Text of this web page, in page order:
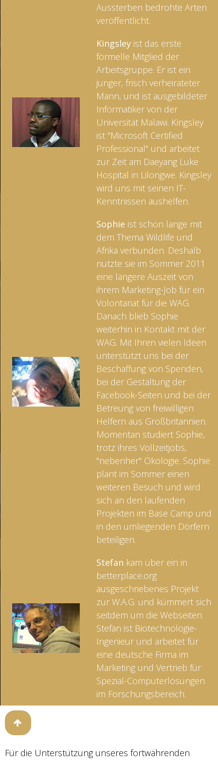
Aussterben bedrohte Arten
veröffentlicht.
Kingsleyist das erste
formelle Mitglied der
Arbeitsgruppe. Er ist ein
junger, frisch verheirateter
Mann, und ist ausgebildeter
Informatiker von der
Universität Malawi. Kingsley
ist "Microsoft Certified
Professional" und arbeitet
zur Zeit am Daeyang Luke
Hospital in Lilongwe. Kingsley
wird uns mit seinen IT-
Kenntnissen aushelfen.
Sophie ist schon lange mit
dem Thema Wildlife und
Afrika verbunden. Deshalb
nutzte sie im Sommer 2011
eine längere Auszeit von
ihrem Marketing-Job für ein
Volontariat für die WAG.
Danach blieb Sophie
weiterhin in Kontakt mit der
WAG. Mit Ihren vielen Ideen
unterstützt uns bei der
Beschaffung von Spenden,
bei der Gestaltung der
Facebook-Seiten und bei der
Betreung von freiwilligen
Helfern aus Großbritannien.
Momentan studiert Sophie,
trotz ihres Vollzeitjobs,
"nebenher" Ökologie. Sophie
plant im Sommer einen
weiteren Besuch und wird
sich an den laufenden
Projekten im Base Camp und
in den umliegenden Dörfern
beteiligen.
Stefan kam über ein in
betterplace.org
ausgeschriebenes Projekt
zur W.A.G. und kümmert sich
seitdem um die Webseiten.
Stefan ist Biotechnologie-
Ingenieur und arbeitet für
eine deutsche Firma im
Marketing und Vertrieb für
Spezial-Computerlösungen
im Forschungsbereich.
Für die Unterstützung unseres fortwährenden